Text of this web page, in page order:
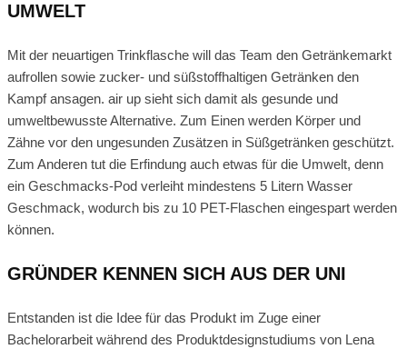
UMWELT
Mit der neuartigen Trinkflasche will das Team den Getränkemarkt
aufrollen sowie zucker- und süßstoffhaltigen Getränken den
Kampf ansagen. air up sieht sich damit als gesunde und
umweltbewusste Alternative. Zum Einen werden Körper und
Zähne vor den ungesunden Zusätzen in Süßgetränken geschützt.
Zum Anderen tut die Erfindung auch etwas für die Umwelt, denn
ein Geschmacks-Pod verleiht mindestens 5 Litern Wasser
Geschmack, wodurch bis zu 10 PET-Flaschen eingespart werden
können.
GRÜNDER KENNEN SICH AUS DER UNI
Entstanden ist die Idee für das Produkt im Zuge einer
Bachelorarbeit während des Produktdesignstudiums von Lena